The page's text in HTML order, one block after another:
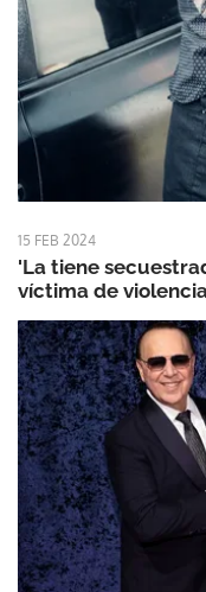
15 FEB 2024
'La tiene
víctima de